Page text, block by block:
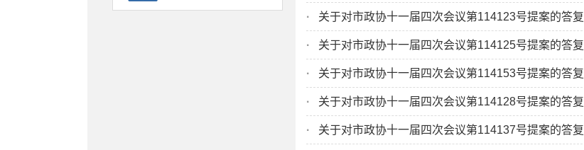
· 关于对市政协十一届四次会议第114123号提案的答复
· 关于对市政协十一届四次会议第114125号提案的答复
· 关于对市政协十一届四次会议第114153号提案的答复
· 关于对市政协十一届四次会议第114128号提案的答复
· 关于对市政协十一届四次会议第114137号提案的答复